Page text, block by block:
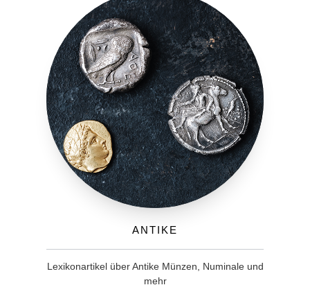
Antike
Lexikonartikel über Antike Münzen, Numinale und
mehr